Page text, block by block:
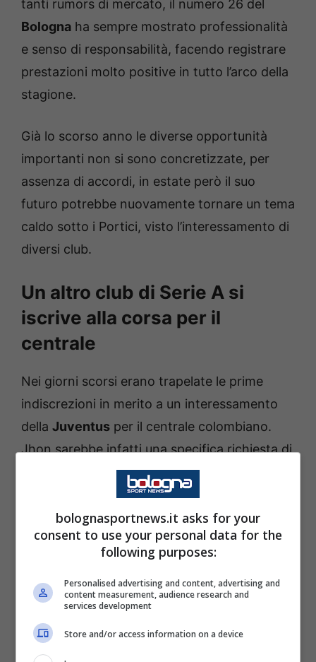
tanti rumors di mercato, il numero 26 del
Bologna ha sempre mostrato professionalità
e senso di responsabilità, facendo registrare
prestazioni molto positive in tutto l’arco della
stagione.
Già lo scorso anno le diverse opportunità
importanti non si sono concretizzate, per
assenza di accordi, in estate però il suo
futuro potrebbe nuovamente tornare un tema
caldo sotto i Portici, visto l’interessamento di
diversi club.
Un altro club di Serie A si
iscrive alla corsa per il
centrale
Nei giorni scorsi erano trapelate le prime
indiscrezioni in merito a un interessamento
della Juventus per il centrale colombiano.
Jhon sarebbe infatti una specifica richiesta di
: il tecnico ritiene infatti il difensore
congeniale alla sua idea di calcio, essendo
abile in fase di recupero e aggressione, ma al
tempo stesso lucido nell’impostazione dal
Tuttavia stando a quanto riferisce
Marzio
bolognasportnews.it asks for your
consent to use your personal data for the
following purposes:
Personalised advertising and content, advertising and
content measurement, audience research and
services development
Store and/or access information on a device